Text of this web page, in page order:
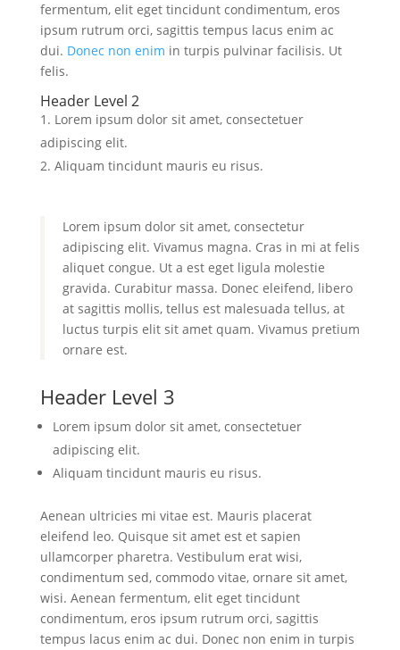
fermentum, elit eget tincidunt condimentum, eros
ipsum rutrum orci, sagittis tempus lacus enim ac
dui. Donec non enim in turpis pulvinar facilisis. Ut
felis.
Header Level 2
Lorem ipsum dolor sit amet, consectetuer
adipiscing elit.
Aliquam tincidunt mauris eu risus.
Lorem ipsum dolor sit amet, consectetur
adipiscing elit. Vivamus magna. Cras in mi at felis
aliquet congue. Ut a est eget ligula molestie
gravida. Curabitur massa. Donec eleifend, libero
at sagittis mollis, tellus est malesuada tellus, at
luctus turpis elit sit amet quam. Vivamus pretium
ornare est.
Header Level 3
Lorem ipsum dolor sit amet, consectetuer
adipiscing elit.
Aliquam tincidunt mauris eu risus.
Aenean ultricies mi vitae est. Mauris placerat
eleifend leo. Quisque sit amet est et sapien
ullamcorper pharetra. Vestibulum erat wisi,
condimentum sed, commodo vitae, ornare sit amet,
wisi. Aenean fermentum, elit eget tincidunt
condimentum, eros ipsum rutrum orci, sagittis
tempus lacus enim ac dui. Donec non enim in turpis